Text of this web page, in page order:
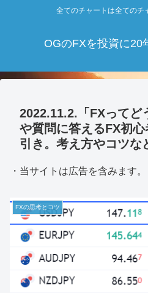
全てのチャートは全てのチ
OGのFXを投資に20
2022.11.2.「FXってど
や質問に答えるFX初
引き。考え方やコツな
・当サイトは広告を含みます。
FXの思考とコツ